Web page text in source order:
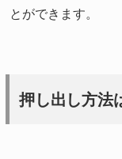
とができます。
押し出し方法